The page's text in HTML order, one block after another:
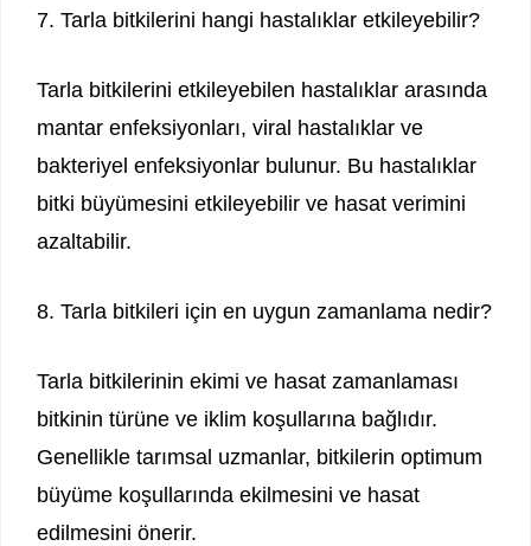
7. Tarla bitkilerini hangi hastalıklar etkileyebilir?
Tarla bitkilerini etkileyebilen hastalıklar arasında
mantar enfeksiyonları, viral hastalıklar ve
bakteriyel enfeksiyonlar bulunur. Bu hastalıklar
bitki büyümesini etkileyebilir ve hasat verimini
azaltabilir.
8. Tarla bitkileri için en uygun zamanlama nedir?
Tarla bitkilerinin ekimi ve hasat zamanlaması
bitkinin türüne ve iklim koşullarına bağlıdır.
Genellikle tarımsal uzmanlar, bitkilerin optimum
büyüme koşullarında ekilmesini ve hasat
edilmesini önerir.